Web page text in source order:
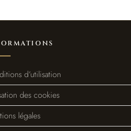
d’utilisation
des cookies
légales